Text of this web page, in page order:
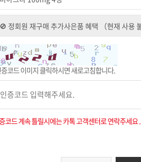
코드 이미지 클릭하시면 새로고침합니다.
코드 계속 틀릴시에는 카톡 고객센터로 연락주세요 .